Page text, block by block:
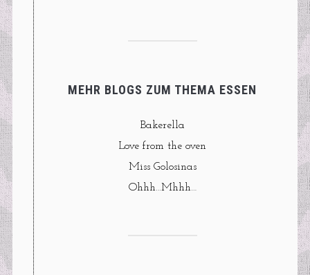
MEHR BLOGS ZUM THEMA ESSEN
Bakerella
Love from the oven
Miss Golosinas
Ohhh…Mhhh…